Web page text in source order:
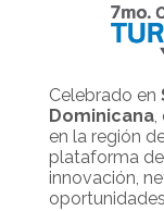
Celebrado en
Dominicana,
en la región
plataforma
innovación,